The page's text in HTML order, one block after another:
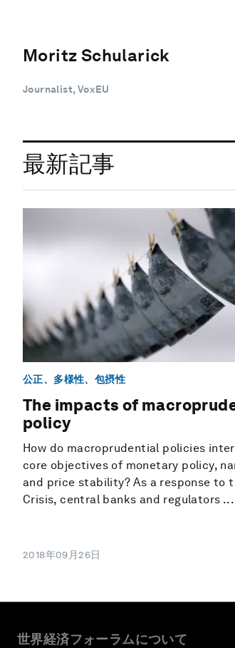
Moritz Schularick
Journalist, VoxEU
最新記事
公正、多様性、包摂性
The impacts of
policy
How do macroprudential policies
core objectives of monetary policy,
and price stability? As a response to
Crisis, central banks and regulators ...
2018年09月26日
世界経済フォーラムについて